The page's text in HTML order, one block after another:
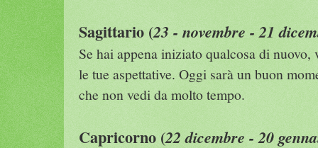
Sagittario (23 - novembre - 21
Se hai appena iniziato qualcosa di
le tue aspettative. Oggi sarà un buon
che non vedi da molto tempo.
Capricorno (22 dicembre - 20